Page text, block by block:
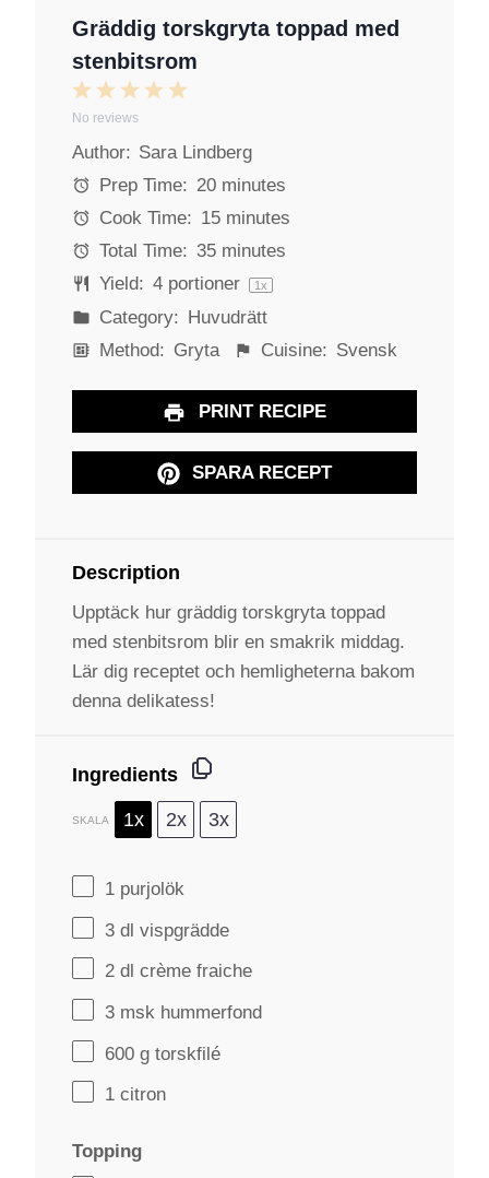
Gräddig torskgryta toppad med
stenbitsrom
5
t
r
4
t
a
r
s
3
t
a
r
s
2
S
t
a
r
s
1
S
t
a
No reviews
Author: Sara Lindberg
Prep Time: 20 minutes
Cook Time: 15 minutes
Total Time: 35 minutes
Yield: 4portioner 1x
Category: Huvudrätt
Method: Gryta Cuisine: Svensk
PRINT RECIPE
SPARA RECEPT
Description
Upptäck hur gräddig torskgryta toppad
med stenbitsrom blir en smakrik middag.
Lär dig receptet och hemligheterna bakom
denna delikatess!
Ingredients
SKALA 1x 2x 3x
1 purjolök
3 dl vispgrädde
2 dl crème fraiche
3 msk hummerfond
600 g torskfilé
1 citron
Topping